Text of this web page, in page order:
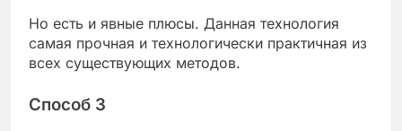
Но есть и явные плюсы. Данная технология
самая прочная и технологически практичная из
всех существующих методов.
Способ 3